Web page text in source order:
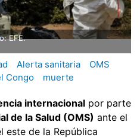
EFE.
Alerta sanitaria
OMS
Congo
muerte
internacional por parte
de la Salud (OMS) ante el
este de la República